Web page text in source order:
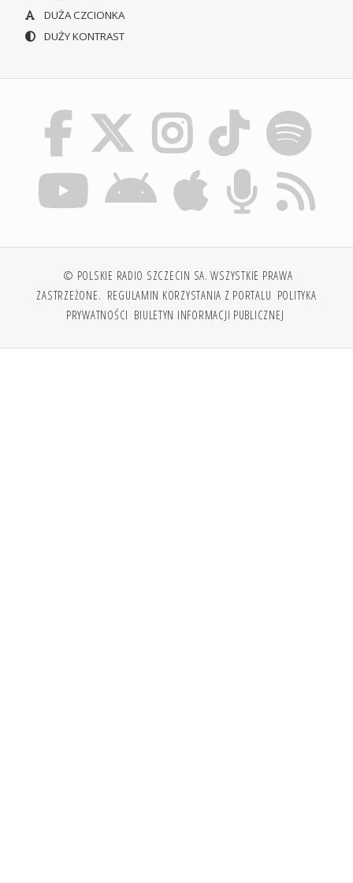
DUŻA CZCIONKA
DUŻY KONTRAST
© POLSKIE RADIO SZCZECIN SA. WSZYSTKIE PRAWA
ZASTRZEŻONE. REGULAMIN KORZYSTANIA Z PORTALU POLITYKA
PRYWATNOŚCI BIULETYN INFORMACJI PUBLICZNEJ